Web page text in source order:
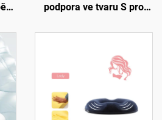
podpora ve tvaru S pro
židli do kanceláře,